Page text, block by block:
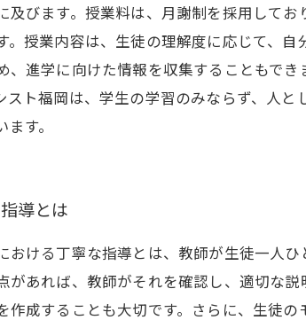
及びます。授業料は、月謝制を採用して
。授業内容は、生徒の理解度に応じて、
、進学に向けた情報を収集することもで
スト福岡は、学生の学習のみならず、人
ます。
導とは
おける丁寧な指導とは、教師が生徒一人
があれば、教師がそれを確認し、適切な
作成することも大切です。さらに、生徒